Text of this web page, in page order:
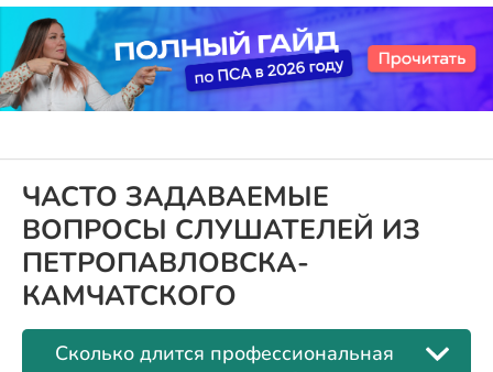
ЧАСТО ЗАДАВАЕМЫЕ
ВОПРОСЫ СЛУШАТЕЛЕЙ ИЗ
ПЕТРОПАВЛОВСКА-
КАМЧАТСКОГО
Сколько длится профессиональная